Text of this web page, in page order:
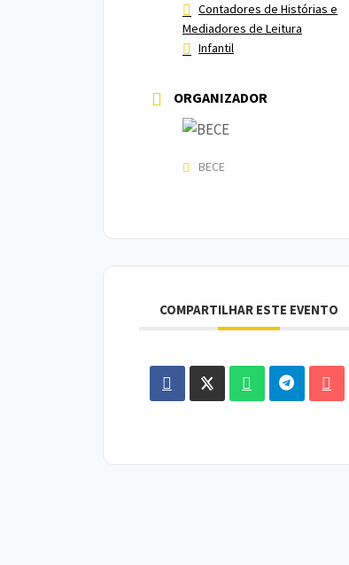
Contadores de Histórias e
Mediadores de Leitura
Infantil
ORGANIZADOR
BECE
COMPARTILHAR ESTE EVENTO